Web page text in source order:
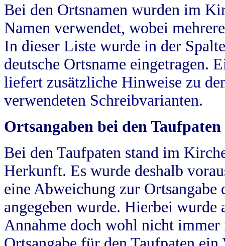
Bei den Ortsnamen wurden im
Namen verwendet, wobei
In dieser Liste wurde in der
deutsche Ortsname eingetragen.
liefert zusätzliche Hinweise zu
verwendeten Schreibvarianten.
Ortsangaben bei den Taufpaten
Bei den Taufpaten stand im
Herkunft. Es wurde deshalb
eine Abweichung zur
angegeben wurde. Hierbei wurde
Annahme doch wohl nicht